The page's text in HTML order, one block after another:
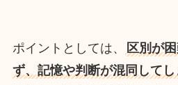
ポイントとしては、
区別が
ず、記憶や判断が混同してし